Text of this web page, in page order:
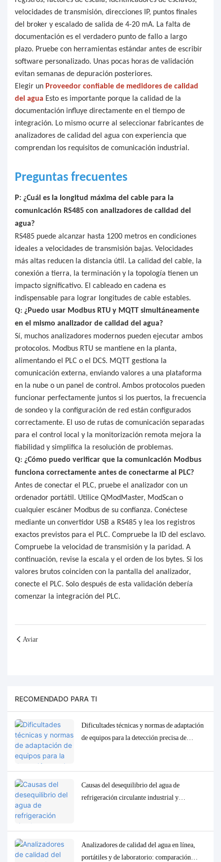
velocidades de transmisión, direcciones IP, puntos finales
del broker y escalado de salida de 4-20 mA. La falta de
documentación es el verdadero punto de fallo a largo
plazo. Pruebe con herramientas estándar antes de escribir
software personalizado. Unas pocas horas de validación
evitan semanas de depuración posteriores.
Elegir un Proveedor confiable de medidores de calidad
del agua Esto es importante porque la calidad de la
documentación influye directamente en el tiempo de
integración. Lo mismo ocurre al seleccionar fabricantes de
analizadores de calidad del agua con experiencia que
comprendan los requisitos de comunicación industrial.
Preguntas frecuentes
P: ¿Cuál es la longitud máxima del cable para la
comunicación RS485 con analizadores de calidad del
agua?
RS485 puede alcanzar hasta 1200 metros en condiciones
ideales a velocidades de transmisión bajas. Velocidades
más altas reducen la distancia útil. La calidad del cable, la
conexión a tierra, la terminación y la topología tienen un
impacto significativo. El cableado en cadena es
indispensable para lograr longitudes de cable estables.
Q: ¿Puedo usar Modbus RTU y MQTT simultáneamente
en el mismo analizador de calidad del agua?
Sí, muchos analizadores modernos pueden ejecutar ambos
protocolos. Modbus RTU se mantiene en la planta,
alimentando el PLC o el DCS. MQTT gestiona la
comunicación externa, enviando valores a una plataforma
en la nube o un panel de control. Ambos protocolos pueden
funcionar perfectamente juntos si los puertos, la frecuencia
de sondeo y la configuración de red están configurados
correctamente. El uso de rutas de comunicación separadas
para el control local y la monitorización remota mejora la
fiabilidad y simplifica la resolución de problemas.
Q: ¿Cómo puedo verificar que la comunicación Modbus
funciona correctamente antes de conectarme al PLC?
Antes de conectar el PLC, pruebe el analizador con un
ordenador portátil. Utilice QModMaster, ModScan o
cualquier escáner Modbus de su confianza. Conéctese
mediante un convertidor USB a RS485 y lea los registros
exactos previstos para el PLC. Compruebe la ID del esclavo.
Compruebe la velocidad de transmisión y la paridad. A
continuación, revise la escala y el orden de los bytes. Si los
valores brutos coinciden con la pantalla del analizador,
conecte el PLC. Solo después de esta validación debería
comenzar la integración del PLC.
Aviar
RECOMENDADO PARA TI
Dificultades técnicas y normas de adaptación
de equipos para la detección precisa de
Causas del desequilibrio del agua de
refrigeración circulante industrial y
Analizadores de calidad del agua en línea,
portátiles y de laboratorio: comparación